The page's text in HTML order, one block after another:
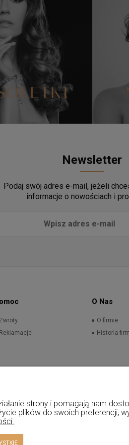
Newsletter
Podaj swój adres e-mail, jeżeli
informacje o nowościach i
Zwroty
Reklamacje
O Nas
O firmie
Historia
strony i pomagają nam
plików do swoich preferencji,